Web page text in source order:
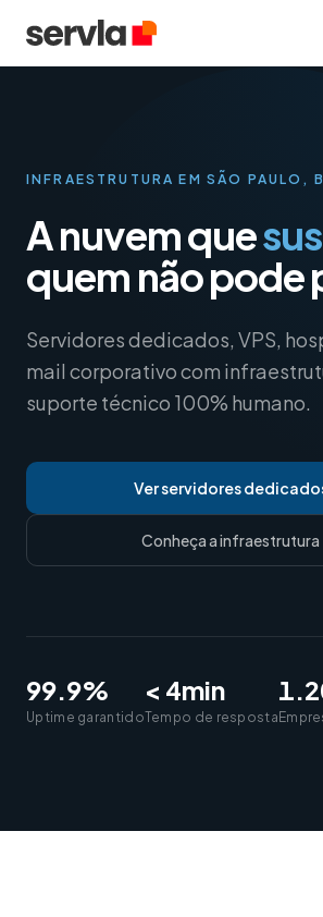
INFRAESTRUTURA EM SÃO PAULO,
A nuvem que
quem não pode
Servidores dedicados, VPS,
mail corporativo com
suporte técnico 100% humano.
Ver servidores
Conheça a infraestrutura
99.9%
Uptime garantido
< 4min
Tempo de resposta